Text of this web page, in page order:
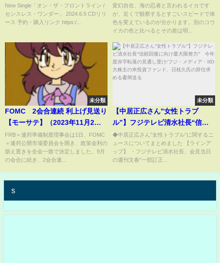
New Single「オン・ザ・フロントライン /
センスレス・ワンダー」 2024.6.5 CDリリ
ース 予約・購入リンク https:/...
アワールド大洗水族館
変幻自在、海の忍者と言われるイカです
が、近くで観察するとすごいスピードで体
色を変えているのが分かります。別のコウ
イカの色と比べるとその差は明...
未分類
FOMC 2会合連続 利上げ見送り
【モーサテ】（2023年11月2
日）
FRB＝連邦準備制度理事会は1日、FOMC
＝連邦公開市場委員会を開き、政策金利の
据え置きを全会一致で決定しました。9月
の会合に続き、2会合連...
未分類
【中居正広さん”女性トラブ
ル”】フジテレビ清水社長“信頼
回復に向け最大限努力” 今年度
赤字転落の見通し受け/フジ・メ
ディア・HD大株主の米投資ファ
簡送る
◆中居正広さん”女性トラブル”に関するニ
ュースについてまとめました 【ラインア
ップ】 ・フジテレビ清水社長、会見当日
の週刊文春“一部訂正...
s